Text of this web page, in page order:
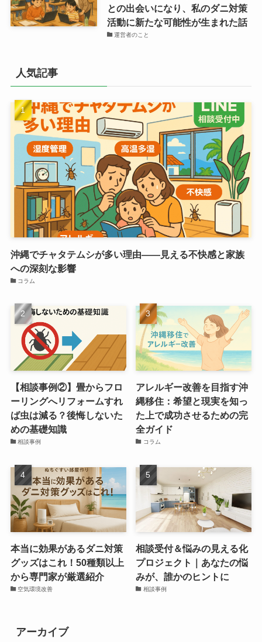
との出会いになり、私のダニ対策
活動に新たな可能性が生まれた話
運営者のこと
人気記事
沖縄でチャタテムシが多い理由――見える不快感と家族
への深刻な影響
コラム
【相談事例②】畳からフロ
ーリングへリフォームすれ
ば虫は減る？後悔しないた
めの基礎知識
相談事例
アレルギー改善を目指す沖
縄移住：希望と現実を知っ
た上で成功させるための完
全ガイド
コラム
本当に効果があるダニ対策
グッズはこれ！50種類以上
から専門家が厳選紹介
空気環境改善
相談受付＆悩みの見える化
プロジェクト｜あなたの悩
みが、誰かのヒントに
相談事例
アーカイブ